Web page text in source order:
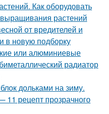
Как оборудовать
растений
от вредителей и
в новую подборку
или алюминиевые
радиатор
дольками на зиму.
11 рецепт прозрачного